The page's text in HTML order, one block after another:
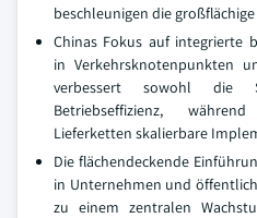
beschleunigen die
Chinas Fokus auf integrierte
in Verkehrsknotenpunkten
verbessert sowohl die
Betriebseffizienz,
Lieferketten skalierbare
Die flächendeckende
in Unternehmen und
zu einem zentralen